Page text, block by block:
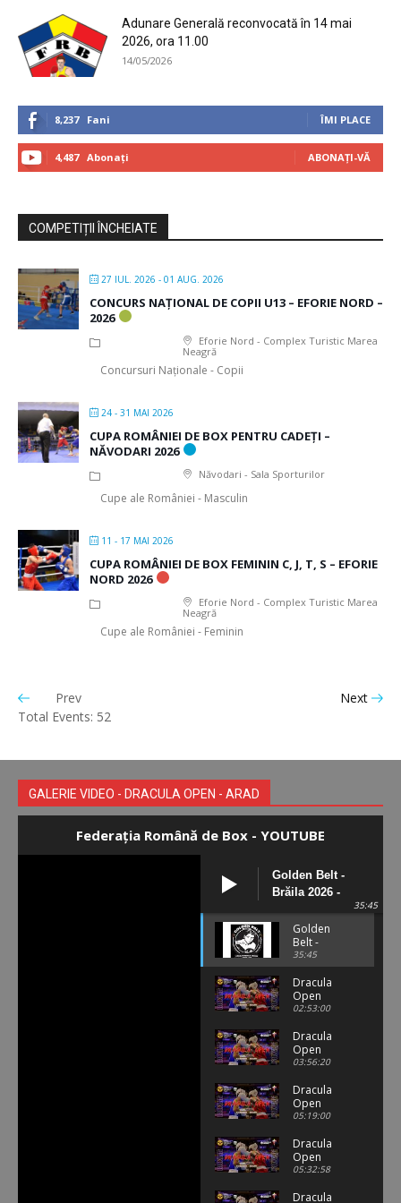
Adunare Generală reconvocată în 14 mai
2026, ora 11.00
14/05/2026
8,237 Fani ÎMI PLACE
4,487 Abonați ABONAȚI-VĂ
COMPETIȚII ÎNCHEIATE
27 IUL. 2026 - 01 AUG. 2026
CONCURS NAȚIONAL DE COPII U13 – EFORIE NORD –
2026
Eforie Nord - Complex Turistic Marea
Neagră
Concursuri Naționale - Copii
24 - 31 MAI 2026
CUPA ROMÂNIEI DE BOX PENTRU CADEȚI –
NĂVODARI 2026
Năvodari - Sala Sporturilor
Cupe ale României - Masculin
11 - 17 MAI 2026
CUPA ROMÂNIEI DE BOX FEMININ C, J, T, S – EFORIE
NORD 2026
Eforie Nord - Complex Turistic Marea
Neagră
Cupe ale României - Feminin
Prev
Next
Total Events: 52
GALERIE VIDEO - DRACULA OPEN - ARAD
Federația Română de Box - YOUTUBE
Golden Belt -
Brăila 2026 -
masculin
35:45
Golden
Belt -
Brăila
2026 -
semifinale
masculin
35:45
Dracula
Open
Ploiești
6 - Youth
Men Finals
02:53:00
Dracula
Open
Ploiești
6 - Junior
Boys
Finals
03:56:20
Dracula
Open
Ploiești
5 - Ring B -
Session 2 -
Junior
Women
05:19:00
Dracula
Open
Ploiești
5 - Ring A -
05:32:58
Dracula